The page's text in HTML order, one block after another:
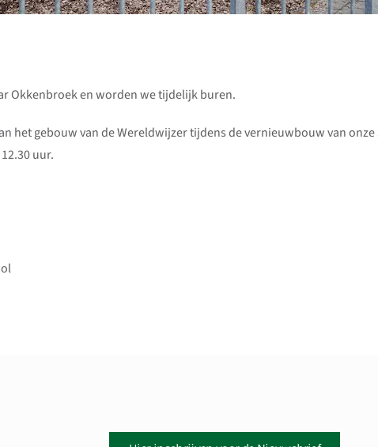
Okkenbroek en worden we tijdelijk buren.
het gebouw van de Wereldwijzer tijdens de vernieuwbouw van
uur.